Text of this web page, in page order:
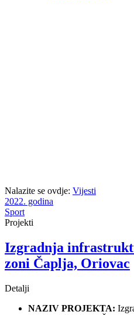
Nalazite se ovdje: Vijesti
2022. godina
Sport
Projekti
Izgradnja
zoni Čaplja, Oriovac
Detalji
NAZIV PROJEKTA: